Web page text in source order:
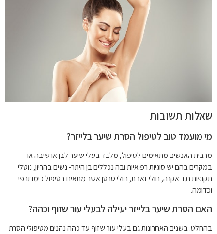
שאלות תשובות
מי מועמד טוב לטיפול הסרת שיער בלייזר?
מרבית האנשים מתאימים לטיפול, מלבד בעלי שיער לבן או שיבה או
במקרים בהם יש סוגיות רפואיות ובה נכללים בן היתר- נשים בהריון, נוטלי
תקופות נגד אקנה, חולי זאבת, חולי סרטן אשר מתאים בטיפול כימותרפי
וכדומה.
האם הסרת שיער בלייזר יעילה לבעלי עור שזוף וכהה?
בהחלט. בשנים האחרונות גם בעלי עור שזוף עד כהה נהנים מטיפולי הסרת